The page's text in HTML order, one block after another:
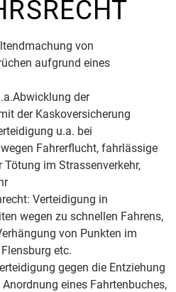
von
aufgrund eines
der
der Kaskoversicherung
u.a. bei
Fahrerflucht, fahrlässige
Tötung im Strassenverkehr,
Verteidigung in
wegen zu schnellen Fahrens,
von Punkten im
etc.
gegen die Entziehung
eines Fahrtenbuches,